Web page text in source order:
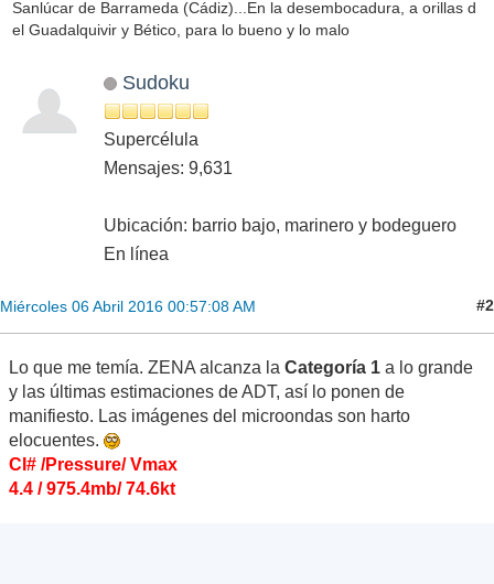
Sanlúcar de Barrameda (Cádiz)...En la desembocadura, a orillas d
el Guadalquivir y Bético, para lo bueno y lo malo
Sudoku
Supercélula
Mensajes: 9,631
Ubicación: barrio bajo, marinero y bodeguero
En línea
Miércoles 06 Abril 2016 00:57:08 AM #2
Lo que me temía. ZENA alcanza la Categoría 1 a lo grande
y las últimas estimaciones de ADT, así lo ponen de
manifiesto. Las imágenes del microondas son harto
elocuentes.
CI# /Pressure/ Vmax
4.4 / 975.4mb/ 74.6kt